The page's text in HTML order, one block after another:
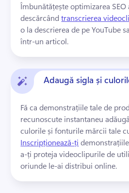
Îmbunătățește optimizarea
descărcând transcrierea
o la descrierea de pe YouTube
într-un articol.
Adaugă sigla și
Fă ca demonstrațiile tale de
recunoscute instantaneu
culorile și fonturile mărcii tale
Inscripționează-ți
a-ți proteja videoclipurile de
oriunde le-ai distribui online.